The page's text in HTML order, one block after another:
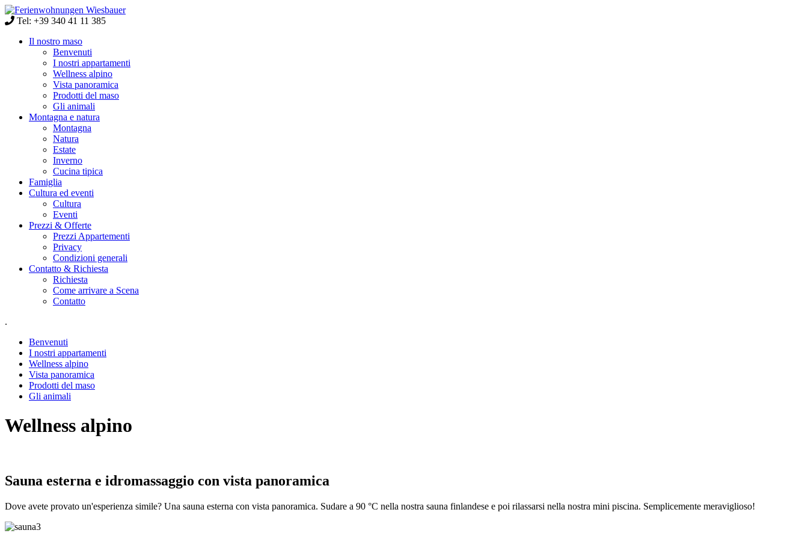
Tel: +39 340 41 11 385
Il nostro maso
Benvenuti
I nostri appartamenti
Wellness alpino
Vista panoramica
Prodotti del maso
Gli animali
Montagna e natura
Montagna
Natura
Estate
Inverno
Cucina tipica
Famiglia
Cultura ed eventi
Cultura
Eventi
Prezzi & Offerte
Prezzi Appartementi
Privacy
Condizioni generali
Contatto & Richiesta
Richiesta
Come arrivare a Scena
Contatto
.
Benvenuti
I nostri appartamenti
Wellness alpino
Vista panoramica
Prodotti del maso
Gli animali
Wellness alpino
Sauna esterna e idromassaggio con vista panoramica
Dove avete provato un'esperienza simile? Una sauna esterna con vista panoramica. Sudare a 90 °C nella nostra sauna finlandese e poi rilassarsi nella nostra mini piscina. Semplicemente meraviglioso!